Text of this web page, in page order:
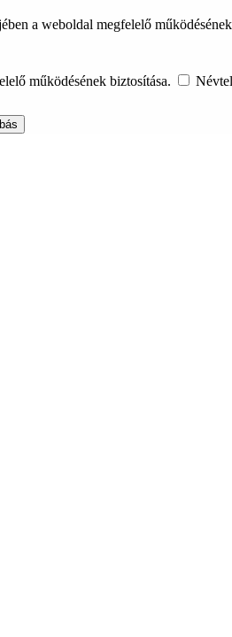
a weboldal megfelelő
működésének biztosítása.